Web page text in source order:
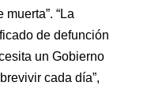
“La
de defunción
un Gobierno
cada día”,